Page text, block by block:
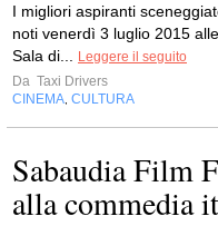
I migliori aspiranti
noti venerdì 3 luglio 2015
Sala di...
Leggere il seguito
Da Taxi Drivers
CINEMA CULTURA
Sabaudia Film
alla commedia